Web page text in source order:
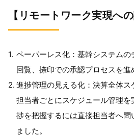
【リモートワーク実現への
ペーパーレス化：基幹システム
回覧、捺印での承認プロセスを進
進捗管理の見える化：決算全体ス
担当者ごとにスケジュール管理
捗を把握するには直接担当者へ問
ました。